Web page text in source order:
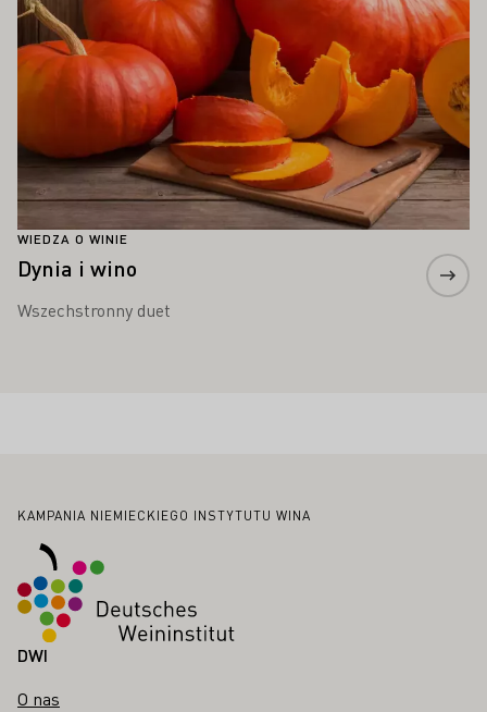
WIEDZA O WINIE
Dynia i wino
Wszechstronny duet
Stopka
KAMPANIA NIEMIECKIEGO INSTYTUTU WINA
DWI
O nas